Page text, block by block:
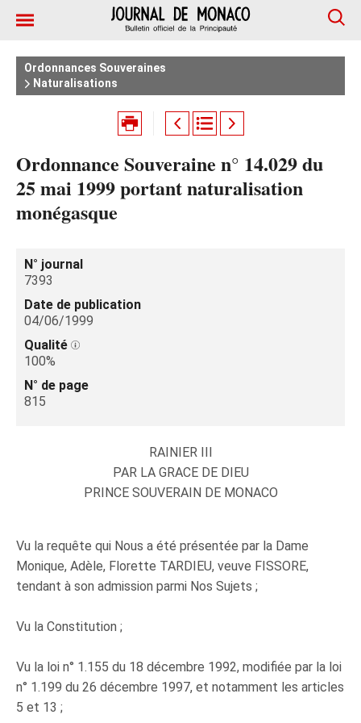
Ordonnances Souveraines
Naturalisations
Ordonnance Souveraine n° 14.029 du
25 mai 1999 portant naturalisation
monégasque
N° journal
7393
Date de publication
04/06/1999
Qualité
100%
N° de page
815
RAINIER III
PAR LA GRACE DE DIEU
PRINCE SOUVERAIN DE MONACO
Vu la requête qui Nous a été présentée par la Dame
Monique, Adèle, Florette TARDIEU, veuve FISSORE,
tendant à son admission parmi Nos Sujets ;
Vu la Constitution ;
Vu la loi n° 1.155 du 18 décembre 1992, modifiée par la loi
n° 1.199 du 26 décembre 1997, et notamment les articles
5 et 13 ;